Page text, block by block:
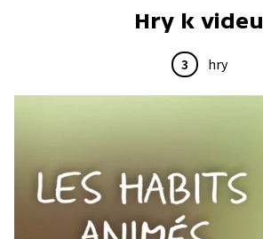
Hry k videu
3 hry